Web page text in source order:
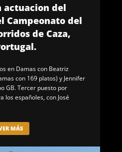
actuacion del
Campeonato del
de Caza,
en Damas con Beatriz
con 169 platos) y Jennifer
GB. Tercer puesto por
los españoles, con José
MÁS